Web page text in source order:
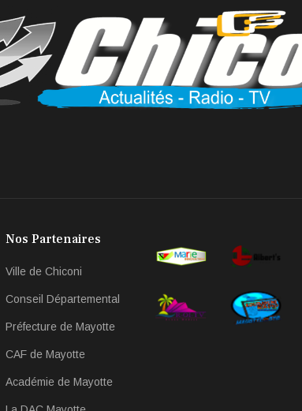
Nos Partenaires
Ville de Chiconi
Conseil Départemental
Préfecture de Mayotte
CAF de Mayotte
Académie de Mayotte